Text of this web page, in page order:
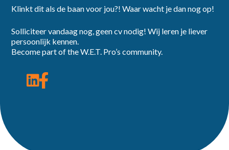
Klinkt dit als de baan voor jou?! Waar wacht je dan nog op!
Solliciteer vandaag nog, geen cv nodig! Wij leren je liever
persoonlijk kennen.
Become part of the W.E.T. Pro’s community.